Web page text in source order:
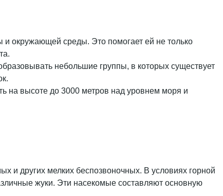
и окружающей среды. Это помогает ей не только
небольшие группы, в которых существует
на высоте до 3000 метров над уровнем моря и
и других мелких беспозвоночных. В условиях горной
жуки. Эти насекомые составляют основную